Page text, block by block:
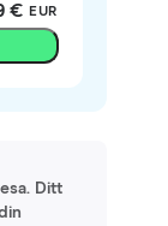
€ EUR
Ditt